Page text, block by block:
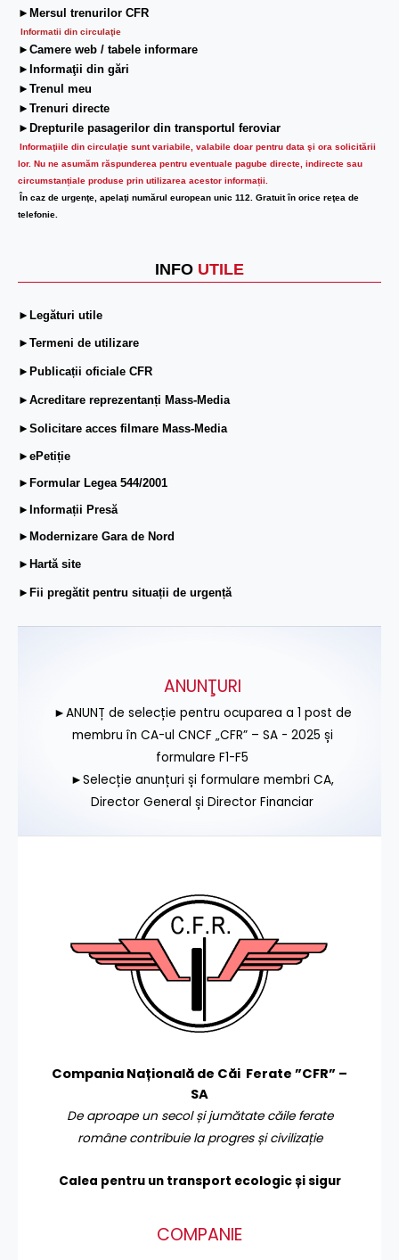
►Mersul trenurilor CFR
Informatii din circulaţie
►Camere web / tabele informare
►Informaţii din gări
►Trenul meu
►Trenuri directe
►Drepturile pasagerilor din transportul feroviar
Informaţiile din circulaţie sunt variabile, valabile doar pentru data şi ora solicitării
lor. Nu ne asumăm răspunderea pentru eventuale pagube directe, indirecte sau
circumstanțiale produse prin utilizarea acestor informații.
În caz de urgenţe, apelaţi numărul european unic 112. Gratuit în orice reţea de
telefonie.
INFO UTILE
►Legături utile
►Termeni de utilizare
►Publicații oficiale CFR
►Acreditare reprezentanți Mass-Media
►Solicitare acces filmare Mass-Media
►ePetiție
►Formular Legea 544/2001
►Informații Presă
►Modernizare Gara de Nord
►Hartă site
►Fii pregătit pentru situații de urgență
ANUNŢURI
►ANUNȚ de selecție pentru ocuparea a 1 post de
membru în CA-ul CNCF „CFR” – SA - 2025 și
formulare F1-F5
►Selecție anunțuri și formulare membri CA,
Director General și Director Financiar
Compania Națională de Căi Ferate ”CFR” –
SA
De aproape un secol și jumătate căile ferate
române contribuie la progres și civilizație
Calea pentru un transport ecologic și sigur
COMPANIE